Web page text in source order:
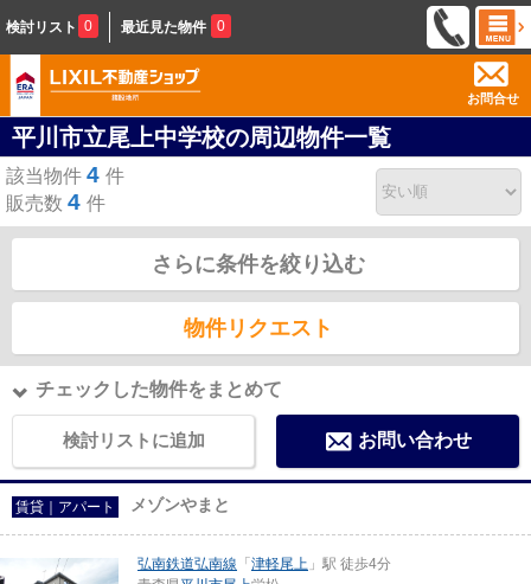
検討リスト 0 最近見た物件 0
お問合せ
平川市立尾上中学校の周辺物件一覧
該当物件 4 件
販売数 4 件
さらに条件を絞り込む
物件リクエスト
チェックした物件をまとめて
検討リストに追加 お問い合わせ
賃貸｜アパート メゾンやまと
弘南鉄道弘南線 「 津軽尾上 」駅 徒歩4分